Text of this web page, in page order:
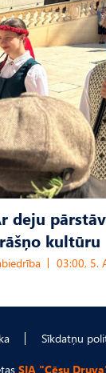
deju
kultūru
03:00, 5.
Sīkdatņu
SIA "Cēsu